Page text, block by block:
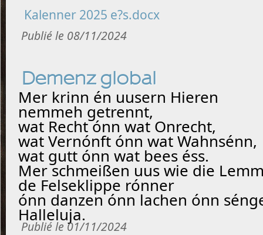
Kalenner 2025 e?s.docx
Publié le 08/11/2024
Demenz global
Mer krinn én uusern Hieren
nemmeh getrennt,
wat Recht ónn wat Onrecht,
wat Vernónft ónn wat Wahnsénn,
wat gutt ónn wat bees éss.
Mer schmeißen uus wie die
de Felseklippe rónner
ónn danzen ónn lachen ónn
Halleluja.
Publié le 01/11/2024